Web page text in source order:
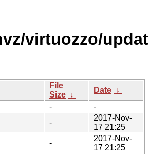
virtuozzo/
File
Size ↓
Date ↓
-
-
-
2017-Nov-
17 21:25
-
2017-Nov-
17 21:25